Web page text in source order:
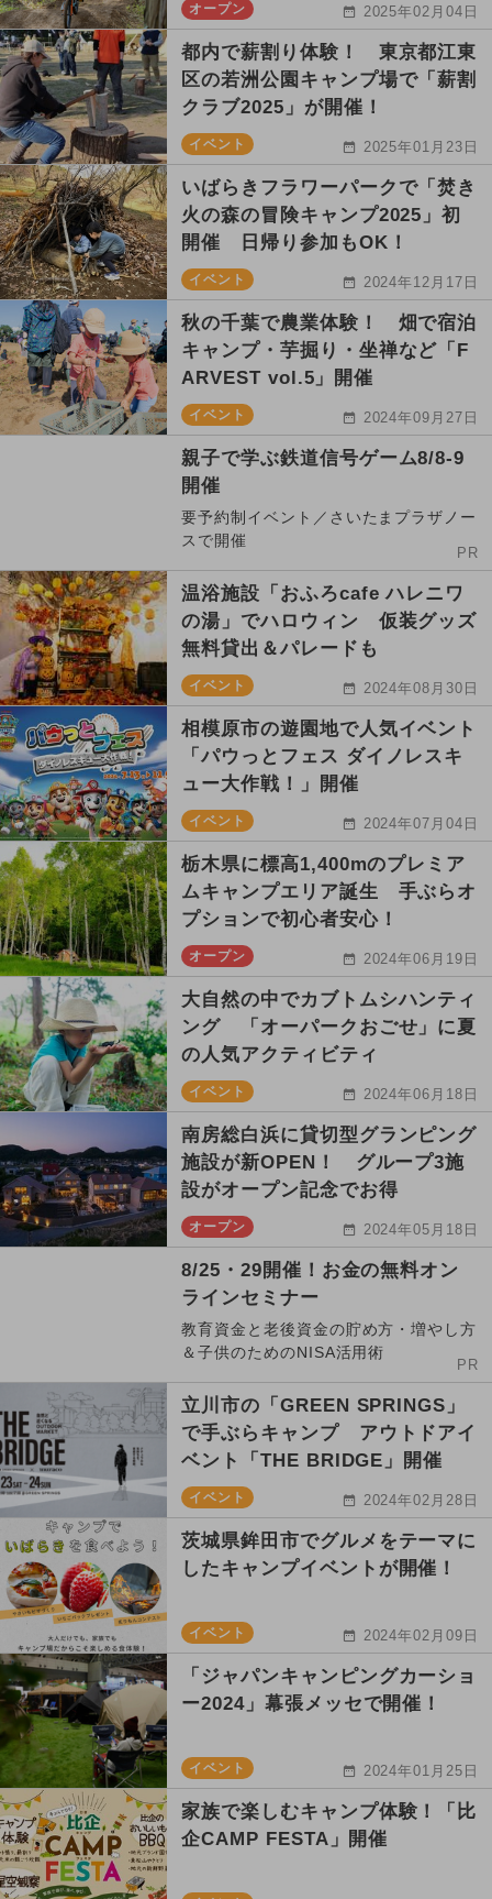
オープン 2025年02月04日
都内で薪割り体験！ 東京都江東
区の若洲公園キャンプ場で「薪割
クラブ2025」が開催！
イベント 2025年01月23日
いばらきフラワーパークで「焚き
火の森の冒険キャンプ2025」初
開催 日帰り参加もOK！
イベント 2024年12月17日
秋の千葉で農業体験！ 畑で宿泊
キャンプ・芋掘り・坐禅など「F
ARVEST vol.5」開催
イベント 2024年09月27日
親子で学ぶ鉄道信号ゲーム8/8-9
開催
要予約制イベント／さいたまプラザノー
スで開催
PR
温浴施設「おふろcafe ハレニワ
の湯」でハロウィン 仮装グッズ
無料貸出＆パレードも
イベント 2024年08月30日
相模原市の遊園地で人気イベント
「パウっとフェス ダイノレスキ
ュー大作戦！」開催
イベント 2024年07月04日
栃木県に標高1,400mのプレミア
ムキャンプエリア誕生 手ぶらオ
プションで初心者安心！
オープン 2024年06月19日
大自然の中でカブトムシハンティ
ング 「オーパークおごせ」に夏
の人気アクティビティ
イベント 2024年06月18日
南房総白浜に貸切型グランピング
施設が新OPEN！ グループ3施
設がオープン記念でお得
オープン 2024年05月18日
8/25・29開催！お金の無料オン
ラインセミナー
教育資金と老後資金の貯め方・増やし方
＆子供のためのNISA活用術
PR
立川市の「GREEN SPRINGS」
で手ぶらキャンプ アウトドアイ
ベント「THE BRIDGE」開催
イベント 2024年02月28日
茨城県鉾田市でグルメをテーマに
したキャンプイベントが開催！
イベント 2024年02月09日
「ジャパンキャンピングカーショ
ー2024」幕張メッセで開催！
イベント 2024年01月25日
家族で楽しむキャンプ体験！「比
企CAMP FESTA」開催